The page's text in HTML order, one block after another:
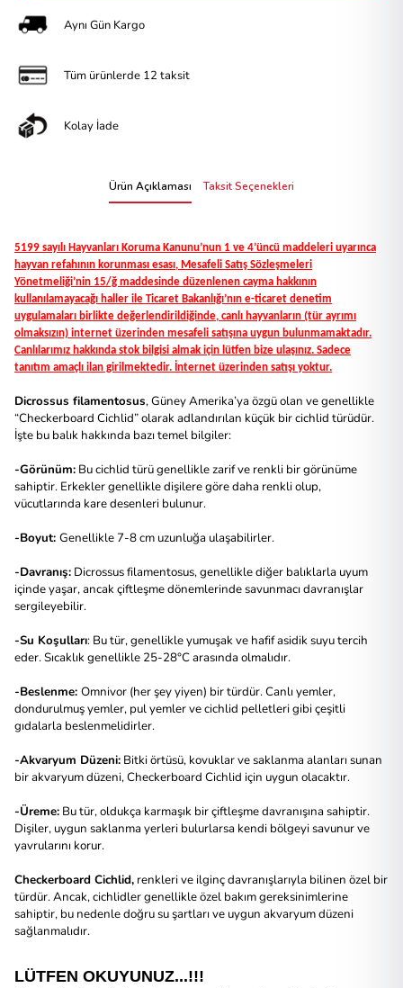
Aynı Gün Kargo
Tüm ürünlerde 12 taksit
Kolay İade
Ürün Açıklaması Taksit Seçenekleri
5199 sayılı Hayvanları Koruma Kanunu’nun 1 ve 4’üncü maddeleri uyarınca
hayvan refahının korunması esası, Mesafeli Satış Sözleşmeleri
Yönetmeliği’nin 15/ğ maddesinde düzenlenen cayma hakkının
kullanılamayacağı haller ile Ticaret Bakanlığı’nın e-ticaret denetim
uygulamaları birlikte değerlendirildiğinde, canlı hayvanların (tür ayrımı
olmaksızın) internet üzerinden mesafeli satışına uygun bulunmamaktadır.
Canlılarımız hakkında stok bilgisi almak için lütfen bize ulaşınız. Sadece
tanıtım amaçlı ilan girilmektedir. İnternet üzerinden satışı yoktur.
Dicrossus filamentosus, Güney Amerika’ya özgü olan ve genellikle
“Checkerboard Cichlid” olarak adlandırılan küçük bir cichlid türüdür.
İşte bu balık hakkında bazı temel bilgiler:
-Görünüm: Bu cichlid türü genellikle zarif ve renkli bir görünüme
sahiptir. Erkekler genellikle dişilere göre daha renkli olup,
vücutlarında kare desenleri bulunur.
-Boyut: Genellikle 7-8 cm uzunluğa ulaşabilirler.
-Davranış: Dicrossus filamentosus, genellikle diğer balıklarla uyum
içinde yaşar, ancak çiftleşme dönemlerinde savunmacı davranışlar
sergileyebilir.
-Su Koşulları: Bu tür, genellikle yumuşak ve hafif asidik suyu tercih
eder. Sıcaklık genellikle 25-28°C arasında olmalıdır.
-Beslenme: Omnivor (her şey yiyen) bir türdür. Canlı yemler,
dondurulmuş yemler, pul yemler ve cichlid pelletleri gibi çeşitli
gıdalarla beslenmelidirler.
-Akvaryum Düzeni: Bitki örtüsü, kovuklar ve saklanma alanları sunan
bir akvaryum düzeni, Checkerboard Cichlid için uygun olacaktır.
-Üreme: Bu tür, oldukça karmaşık bir çiftleşme davranışına sahiptir.
Dişiler, uygun saklanma yerleri bulurlarsa kendi bölgeyi savunur ve
yavrularını korur.
Checkerboard Cichlid, renkleri ve ilginç davranışlarıyla bilinen özel bir
türdür. Ancak, cichlidler genellikle özel bakım gereksinimlerine
sahiptir, bu nedenle doğru su şartları ve uygun akvaryum düzeni
sağlanmalıdır.
LÜTFEN OKUYUNUZ...!!!